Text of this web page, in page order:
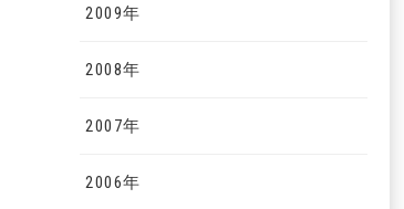
2009年
2008年
2007年
2006年